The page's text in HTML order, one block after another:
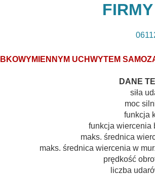
UCHWYTEM
DANE
siła
moc
funkcja
funkcja wiercenia
maks. średnica
maks. średnica wiercenia w
prędkość
liczba